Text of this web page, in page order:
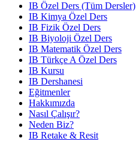
IB Özel Ders (Tüm Dersler)
IB Kimya Özel Ders
IB Fizik Özel Ders
IB Biyoloji Özel Ders
IB Matematik Özel Ders
IB Türkçe A Özel Ders
IB Kursu
IB Dershanesi
Eğitmenler
Hakkımızda
Nasıl Çalışır?
Neden Biz?
IB Retake & Resit